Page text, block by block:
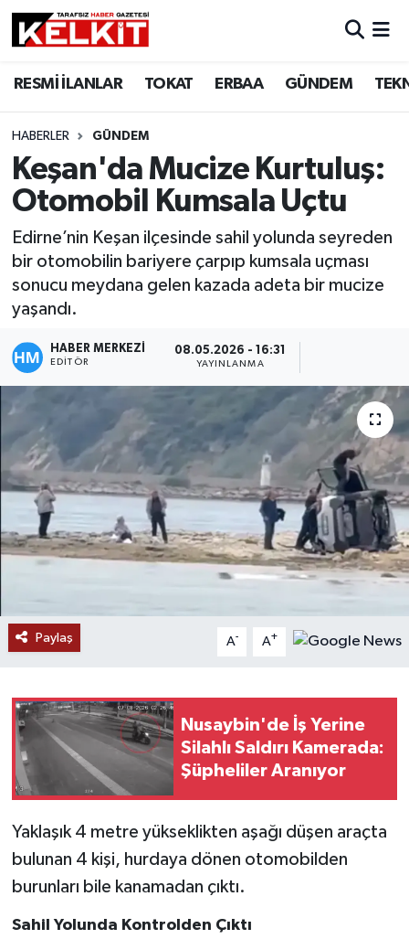
RESMİ İLANLAR TOKAT ERBAA GÜNDEM
HABERLER GÜNDEM
Keşan'da Mucize Kurtuluş:
Otomobil Kumsala Uçtu
Edirne’nin Keşan ilçesinde sahil yolunda seyreden
bir otomobilin bariyere çarpıp kumsala uçması
sonucu meydana gelen kazada adeta bir mucize
yaşandı.
HABER MERKEZİ
EDITÖR
08.05.2026 - 16:31
YAYINLANMA
Paylaş A- A+
Nusaybin'de İş Yerine
Silahlı Saldırı Kamerada:
Şüpheliler Aranıyor
Yaklaşık 4 metre yükseklikten aşağı düşen araçta
bulunan 4 kişi, hurdaya dönen otomobilden
burunları bile kanamadan çıktı.
Sahil Yolunda Kontrolden Çıktı